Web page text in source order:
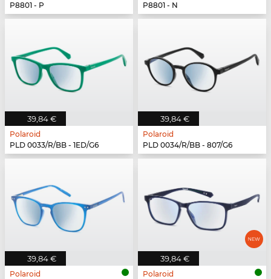
P8801 - P
P8801 - N
39,84 €
Polaroid
PLD 0033/R/BB - 1ED/G6
39,84 €
Polaroid
PLD 0034/R/BB - 807/G6
39,84 €
Polaroid
39,84 €
Polaroid